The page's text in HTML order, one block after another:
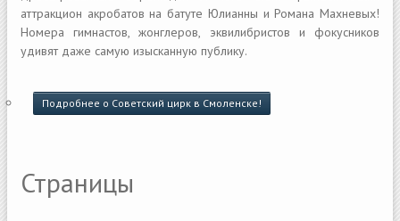
аттракцион акробатов на батуте Юлианны и Романа Махневых!
Номера гимнастов, жонглеров, эквилибристов и фокусников
удивят даже самую изысканную публику.
Подробнее о Советский цирк в Смоленске!
Страницы